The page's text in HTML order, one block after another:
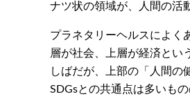
ナツ状の領域が、人間の活
プラネタリーヘルスによく
層が社会、上層が経済とい
しばだが、上部の「人間の
SDGsとの共通点は多いも